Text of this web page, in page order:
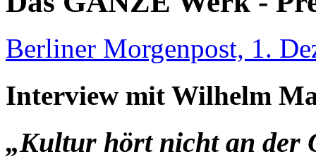
Berliner Morgenpost, 1.
Interview mit Wilhelm
„Kultur hört nicht an der